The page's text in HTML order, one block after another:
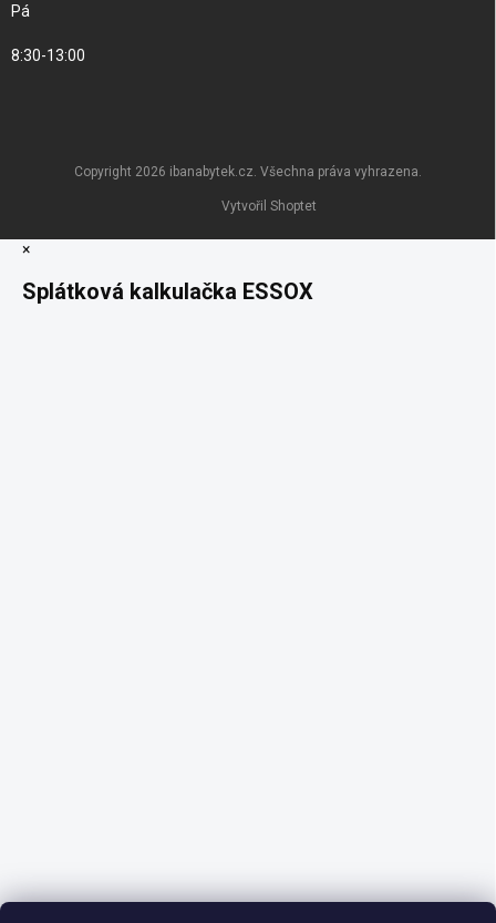
Pá
8:30-13:00
Vytvořil Shoptet
Copyright 2026 ibanabytek.cz. Všechna práva vyhrazena.
×
Splátková kalkulačka ESSOX